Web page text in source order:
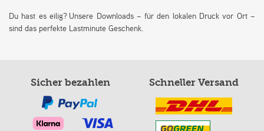
Du hast es eilig? Unsere Downloads – für den lokalen Druck vor Ort –
sind das perfekte Lastminute Geschenk.
Sicher bezahlen Schneller Versand